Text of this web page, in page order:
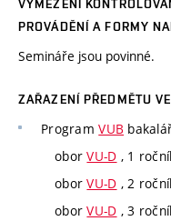
VYMEZENÍ
PROVÁDĚNÍ A FORMY
Semináře jsou povinné.
ZAŘAZENÍ PŘEDMĚTU
ProgramVUB
oborVU-D , 1
oborVU-D , 2
oborVU-D , 3